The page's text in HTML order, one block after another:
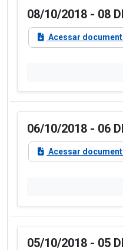
08/10/2018 - 08
Acessar
06/10/2018 - 06
Acessar
05/10/2018 - 05